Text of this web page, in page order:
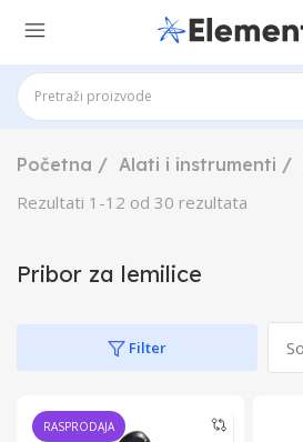
Početna Alati i instrumenti
Rezultati 1 -12 od 30 rezultata
Pribor za lemilice
Filter
RASPRODAJA